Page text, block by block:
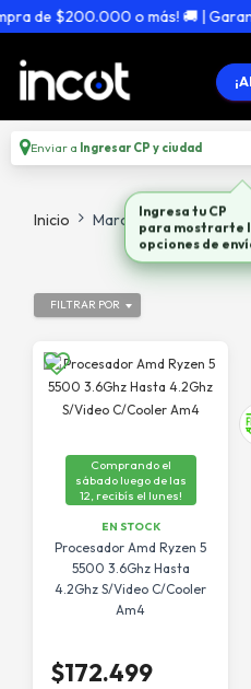
$200.000 o más! 🚚 | Garantías
Enviar a Ingresar CP y ciudad
Inicio Marca AMD
FILTRAR POR
Comprando el
sábado luego de las
12, recibís el lunes!
EN STOCK
Procesador Amd Ryzen 5
5500 3.6Ghz Hasta
4.2Ghz S/Video C/Cooler
Am4
$172.499